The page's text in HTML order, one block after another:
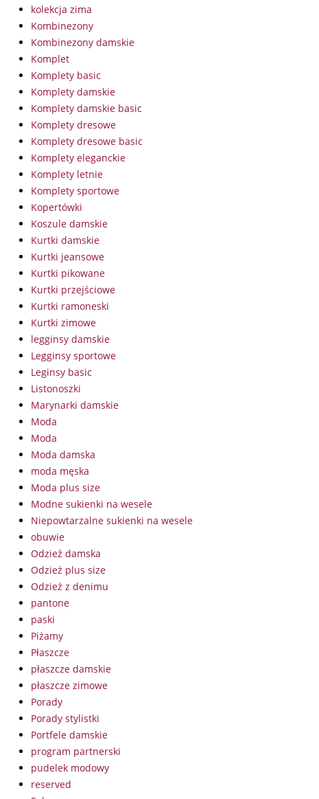
kolekcja zima
Kombinezony
Kombinezony damskie
Komplet
Komplety basic
Komplety damskie
Komplety damskie basic
Komplety dresowe
Komplety dresowe basic
Komplety eleganckie
Komplety letnie
Komplety sportowe
Kopertówki
Koszule damskie
Kurtki damskie
Kurtki jeansowe
Kurtki pikowane
Kurtki przejściowe
Kurtki ramoneski
Kurtki zimowe
legginsy damskie
Legginsy sportowe
Leginsy basic
Listonoszki
Marynarki damskie
Moda
Moda
Moda damska
moda męska
Moda plus size
Modne sukienki na wesele
Niepowtarzalne sukienki na wesele
obuwie
Odzież damska
Odzież plus size
Odzież z denimu
pantone
paski
Piżamy
Płaszcze
płaszcze damskie
płaszcze zimowe
Porady
Porady stylistki
Portfele damskie
program partnerski
pudelek modowy
reserved